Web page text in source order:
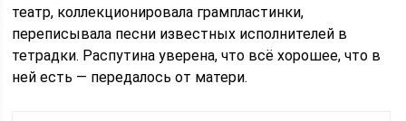
театр, коллекционировала грампластинки,
переписывала песни известных исполнителей в
тетрадки. Распутина уверена, что всё хорошее, что в
ней есть — передалось от матери.